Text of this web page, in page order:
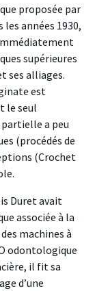
proposée par
années 1930,
supérieures
ses alliages.
est
le seul
a peu
(procédés de
(Crochet
Duret avait
associée à la
machines à
odontologique
il fit sa
d’une